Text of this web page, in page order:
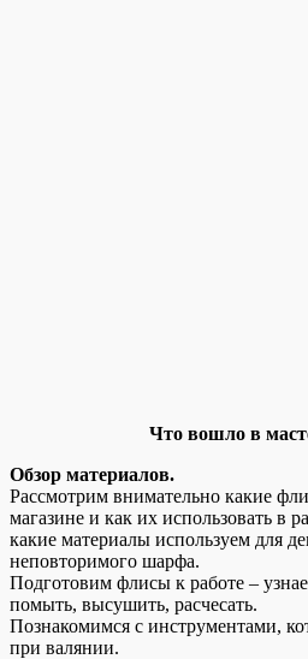
Что вошло в
Обзор материалов.
Рассмотрим внимательно какие
магазине и как их использовать в
какие материалы используем для
неповторимого шарфа.
Подготовим флисы к работе –
помыть, высушить, расчесать.
Познакомимся с инструментами,
при валянии.